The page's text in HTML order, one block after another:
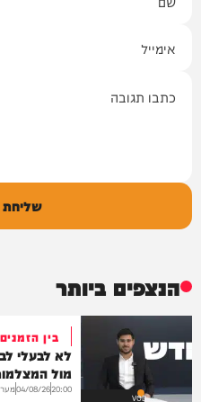
שליחת
הנצפים ביותר
VOD
בין
לא לבעלי
מול
20:00
04/08/26